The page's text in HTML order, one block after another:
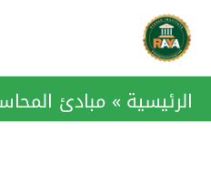
المحتوى
الرئيسية مبادئ